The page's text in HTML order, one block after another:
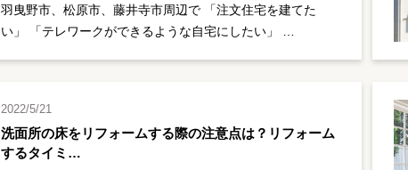
羽曳野市、松原市、藤井寺市周辺で 「注文住宅を建てた
い」 「テレワークができるような自宅にしたい」 …
2022/5/21
洗面所の床をリフォームする際の注意点は？リフォーム
するタイミ…